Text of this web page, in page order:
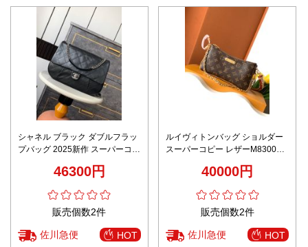
シャネル ブラック ダブルフラッ
プバッグ 2025新作 スーパーコピ
ィテール 丁寧な縫製
46300円
販売個数2件
佐川急便 HOT
ルイヴィトンバッグ ショルダー
スーパーコピー レザーM83008
40000円
販売個数2件
佐川急便 HOT